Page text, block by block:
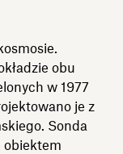
obu
w 1977
je z
Sonda
obiektem